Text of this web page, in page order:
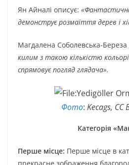
Ян Айналі описує:
демонструє розмаїття дерев і
Магдалена Соболевська-Береза
килим з такою кількістю
спрямовує погляд глядача».
Фото: Kecags, CC
Категорія
Перше місце: Перше місце в